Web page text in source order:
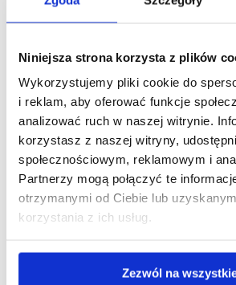
Niniejsza strona korzysta z plików
Wykorzystujemy pliki cookie do
i reklam, aby oferować funkcje
analizować ruch w naszej witrynie.
korzystasz z naszej witryny,
społecznościowym, reklamowym i
Partnerzy mogą połączyć te
otrzymanymi od Ciebie lub
korzystania z ich usług.
Zezwól na
Ile dni wstecz
z karty i
śr., 29 lip 2026
Kiedy nie trzeba
przewozy drogowe
Sprawdź się w quizie